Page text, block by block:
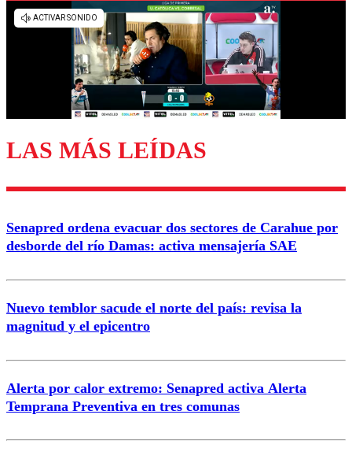
Los comentarios son moderados para garantizar un
diálogo respetuoso.
Enviar comentario
LAS MÁS LEÍDAS
Senapred ordena evacuar dos sectores de Carahue por
desborde del río Damas: activa mensajería SAE
Nuevo temblor sacude el norte del país: revisa la
magnitud y el epicentro
Alerta por calor extremo: Senapred activa Alerta
Temprana Preventiva en tres comunas